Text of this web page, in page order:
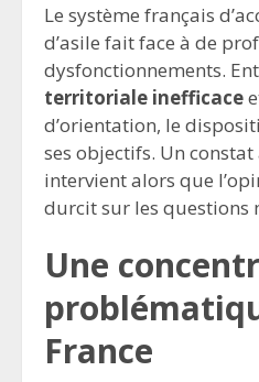
Le système français
d’asile fait face à de
dysfonctionnements.
territoriale inefficace
d’orientation, le
ses objectifs. Un
intervient alors que
durcit sur les questions
Une
France